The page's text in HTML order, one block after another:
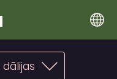
dālijas